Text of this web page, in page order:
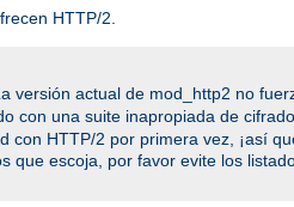
HTTP/2.
versión actual de mod_http2 no
con una suite inapropiada de
HTTP/2 por primera vez, ¡así
que escoja, por favor evite los